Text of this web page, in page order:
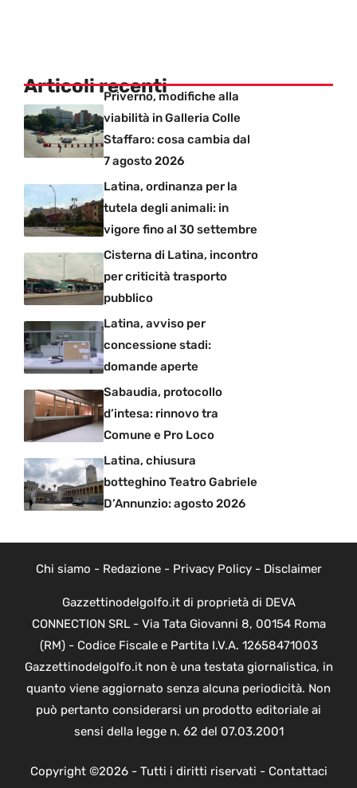
Articoli recentiPriverno, modifiche alla
viabilità in Galleria Colle
Staffaro: cosa cambia dal
7 agosto 2026
Latina, ordinanza per la
tutela degli animali: in
vigore fino al 30 settembre
Cisterna di Latina, incontro
per criticità trasporto
pubblico
Latina, avviso per
concessione stadi:
domande aperte
Sabaudia, protocollo
d’intesa: rinnovo tra
Comune e Pro Loco
Latina, chiusura
botteghino Teatro Gabriele
D’Annunzio: agosto 2026
Chi siamo - Redazione- Privacy Policy- Disclaimer
Gazzettinodelgolfo.it di proprietà di DEVA
CONNECTION SRL - Via Tata Giovanni 8, 00154 Roma
(RM) - Codice Fiscale e Partita I.V.A. 12658471003
Gazzettinodelgolfo.it non è una testata giornalistica, in
quanto viene aggiornato senza alcuna periodicità. Non
può pertanto considerarsi un prodotto editoriale ai
sensi della legge n. 62 del 07.03.2001
Copyright ©2026 - Tutti i diritti riservati - Contattaci